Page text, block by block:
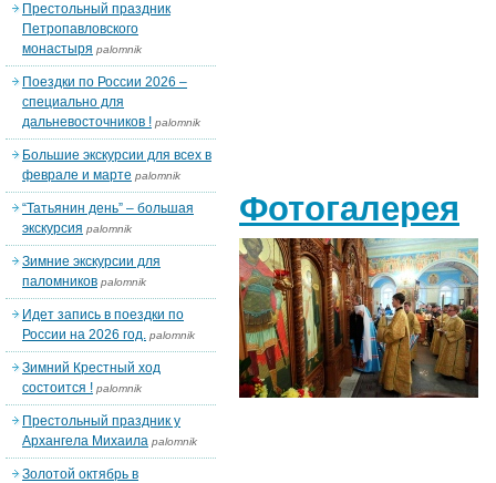
Фотогалерея
Престольный праздник
Петропавловского
монастыря palomnik
Поездки по России 2026 –
специально для
дальневосточников ! palomnik
Большие экскурсии для всех в
феврале и марте palomnik
“Татьянин день” – большая
экскурсия palomnik
Зимние экскурсии для
паломников palomnik
Идет запись в поездки по
России на 2026 год. palomnik
Зимний Крестный ход
состоится ! palomnik
Престольный праздник у
Архангела Михаила palomnik
Золотой октябрь в